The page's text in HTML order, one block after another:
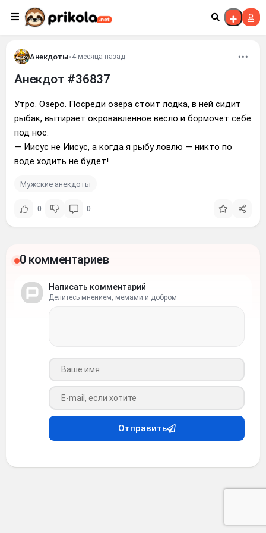
Перейти к контенту
Анекдоты•4 месяца назад
Анекдот #36837
Утро. Озеро. Посреди озера стоит лодка, в ней сидит
рыбак, вытирает окровавленное весло и бормочет себе
под нос:
— Иисус не Иисус, а когда я рыбу ловлю — никто по
воде ходить не будет!
Мужские анекдоты
0 0
0 комментариев
Написать комментарий
Делитесь мнением, мемами и добром
Ваше имя
Ваш e-mail
Отправить